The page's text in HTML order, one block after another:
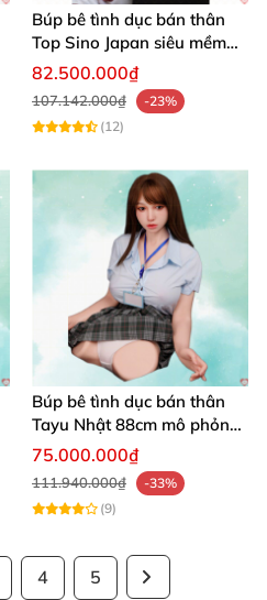
Búp bê tình dục bán thân
Top Sino Japan siêu mềm
nhẹ 25Kg platinum silicone
82.500.000₫
107.142.000₫
-23%
(12)
Búp bê tình dục bán thân
Tayu Nhật 88cm mô phỏng
sống động thật
75.000.000₫
111.940.000₫
-33%
(9)
4 5